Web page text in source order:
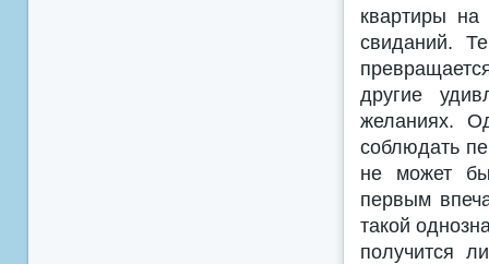
квартиры
свиданий.
другие
желаниях.
соблюдать
не может
первым
такой
получится